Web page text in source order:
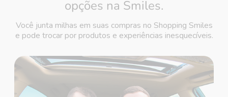
opções na Smiles.
Você junta milhas em suas compras no Shopping Smiles
e pode trocar por produtos e experiências inesquecíveis.